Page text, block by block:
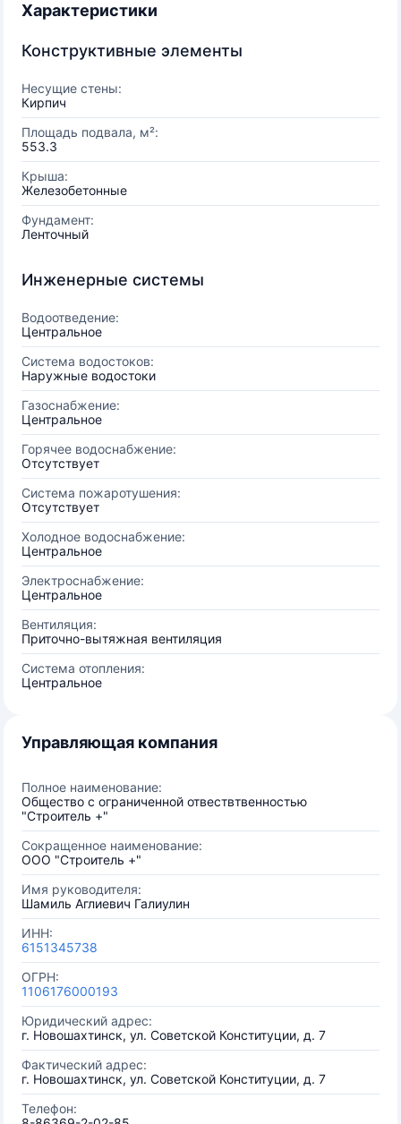
Характеристики
Конструктивные элементы
Несущие стены:
Кирпич
Площадь подвала, м²:
553.3
Крыша:
Железобетонные
Фундамент:
Ленточный
Инженерные системы
Водоотведение:
Центральное
Система водостоков:
Наружные водостоки
Газоснабжение:
Центральное
Горячее водоснабжение:
Отсутствует
Система пожаротушения:
Отсутствует
Холодное водоснабжение:
Центральное
Электроснабжение:
Центральное
Вентиляция:
Приточно-вытяжная вентиляция
Система отопления:
Центральное
Управляющая компания
Полное наименование:
Общество с ограниченной отвествтвенностью
"Строитель +"
Сокращенное наименование:
ООО "Строитель +"
Имя руководителя:
Шамиль Аглиевич Галиулин
ИНН:
6151345738
ОГРН:
1106176000193
Юридический адрес:
г. Новошахтинск, ул. Советской Конституции, д. 7
Фактический адрес:
г. Новошахтинск, ул. Советской Конституции, д. 7
Телефон: